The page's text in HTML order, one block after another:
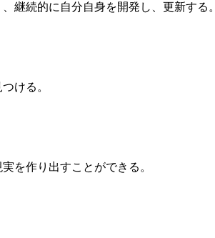
継続的に自分自身を開発し、更新する。
ける。
を作り出すことができる。